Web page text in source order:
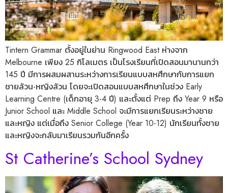
Tintern Grammar ตั้งอยู่ในย่าน Ringwood East ห่างจาก
Melbourne เพียง 25 กิโลเมตร เป็นโรงเรียนที่เปิดสอนมานานกว่า
145 ปี มีการผสมผสานระหว่างการเรียนแบบสหศึกษากับการแยก
ชายล้วน-หญิงล้วน โดยจะเปิดสอนแบบสหศึกษาในช่วง Early
Learning Centre (เด็กอายุ 3-4 ปี) และตั้งแต่ Prep ถึง Year 9 หรือ
Junior School และ Middle School จะมีการแยกเรียนระหว่างชาย
และหญิง แต่เมื่อถึง Senior College (Year 10-12) นักเรียนทั้งชาย
และหญิงจะกลับมาเรียนรวมกันอีกครั้ง
St Catherine’s School Sydney